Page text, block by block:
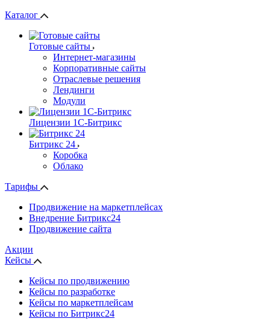
Каталог
Готовые сайты
Интернет-магазины
Корпоративные сайты
Отраслевые решения
Лендинги
Модули
Лицензии 1С-Битрикс
Битрикс 24
Коробка
Облако
Тарифы
Продвижение на маркетплейсах
Внедрение Битрикс24
Продвижение сайта
Акции
Кейсы
Кейсы по продвижению
Кейсы по разработке
Кейсы по маркетплейсам
Кейсы по Битрикс24